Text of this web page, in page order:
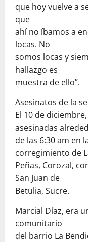
que hoy vuelve a
que
ahí no íbamos a
locas. No
somos locas y
hallazgo es
muestra de ello”.
Asesinatos de la
El 10 de
asesinadas
de las 6:30 am en
corregimiento de
Peñas, Corozal,
San Juan de
Betulia, Sucre.
Marcial Díaz, era
comunitario
del barrio La